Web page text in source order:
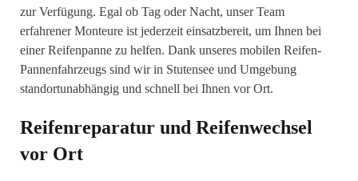
zur Verfügung. Egal ob Tag oder Nacht, unser Team
erfahrener Monteure ist jederzeit einsatzbereit, um Ihnen bei
einer Reifenpanne zu helfen. Dank unseres mobilen Reifen-
Pannenfahrzeugs sind wir in Stutensee und Umgebung
standortunabhängig und schnell bei Ihnen vor Ort.
Reifenreparatur und Reifenwechsel
vor Ort